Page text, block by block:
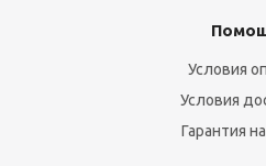
Условия
Условия
Гарантия